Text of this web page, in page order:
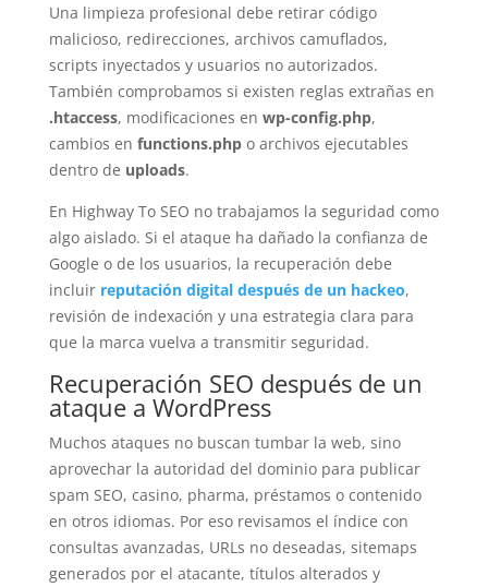
Una limpieza profesional debe retirar código
malicioso, redirecciones, archivos camuflados,
scripts inyectados y usuarios no autorizados.
También comprobamos si existen reglas extrañas en
.htaccess, modificaciones en wp-config.php,
cambios en functions.phpo archivos ejecutables
dentro de uploads.
En Highway To SEO no trabajamos la seguridad como
algo aislado. Si el ataque ha dañado la confianza de
Google o de los usuarios, la recuperación debe
incluir reputación digital después de un hackeo,
revisión de indexación y una estrategia clara para
que la marca vuelva a transmitir seguridad.
Recuperación SEO después de un
ataque a WordPress
Muchos ataques no buscan tumbar la web, sino
aprovechar la autoridad del dominio para publicar
spam SEO, casino, pharma, préstamos o contenido
en otros idiomas. Por eso revisamos el índice con
consultas avanzadas, URLs no deseadas, sitemaps
generados por el atacante, títulos alterados y